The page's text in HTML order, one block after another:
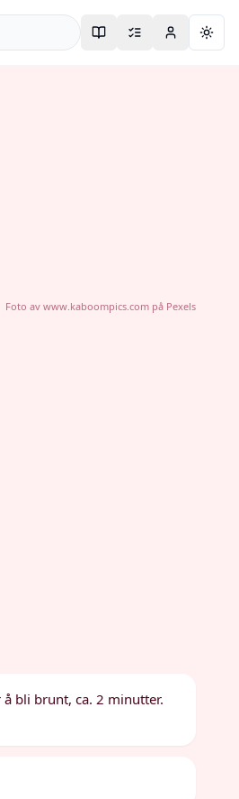
Foto av www.kaboompics.compå Pexels
bli brunt, ca. 2 minutter.